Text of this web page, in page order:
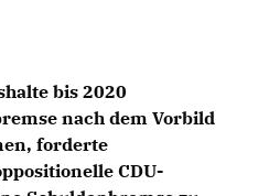
bis 2020
nach dem Vorbild
forderte
CDU-